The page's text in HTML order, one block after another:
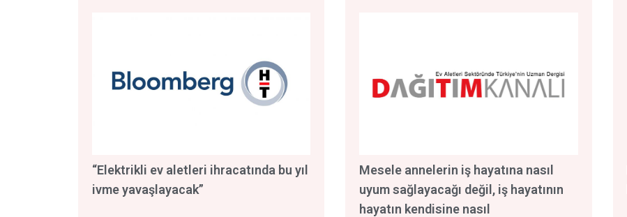
“Elektrikli ev aletleri ihracatında bu yıl
ivme yavaşlayacak”
Mesele annelerin iş hayatına nasıl
uyum sağlayacağı değil, iş hayatının
hayatın kendisine nasıl